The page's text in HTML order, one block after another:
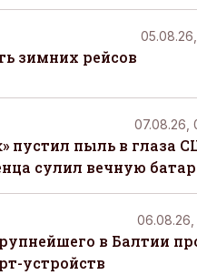
05.08.26,
зимних рейсов
07.08.26,
пустил пыль в глаза
сулил вечную
06.08.26,
в Балтии
устройств